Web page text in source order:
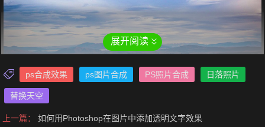
如何通过Photoshop在任何照片中替换天空步骤如下：
展开阅读
ps合成效果 ps图片合成 PS照片合成 日落照片
替换天空
上一篇：
如何用Photoshop在图片中添加透明文字效果